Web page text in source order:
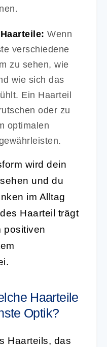
Wenn
verschiedene
zu sehen, wie
wie sich das
Ein Haarteil
oder zu
optimalen
wird dein
und du
im Alltag
Haarteil trägt
positiven
Haarteile
Optik?
Haarteils, das